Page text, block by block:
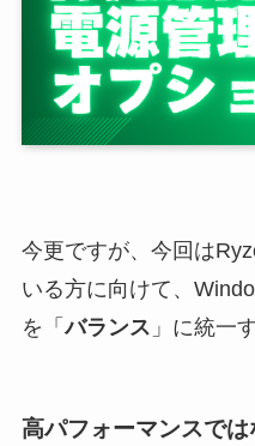
今更ですが、今回は
いる方に向けて、
を「バランス 」に統一
高パフォーマンスで